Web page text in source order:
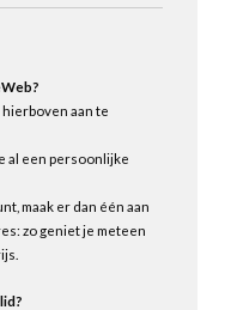
aan te
al een persoonlijke
maak er dan één aan
zo geniet je meteen